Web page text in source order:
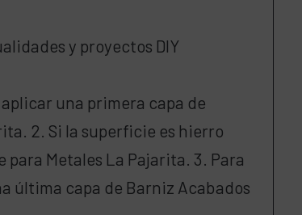
y proyectos DIY
una primera capa de
2. Si la superficie es hierro
para Metales La Pajarita. 3. Para
última capa de Barniz Acabados